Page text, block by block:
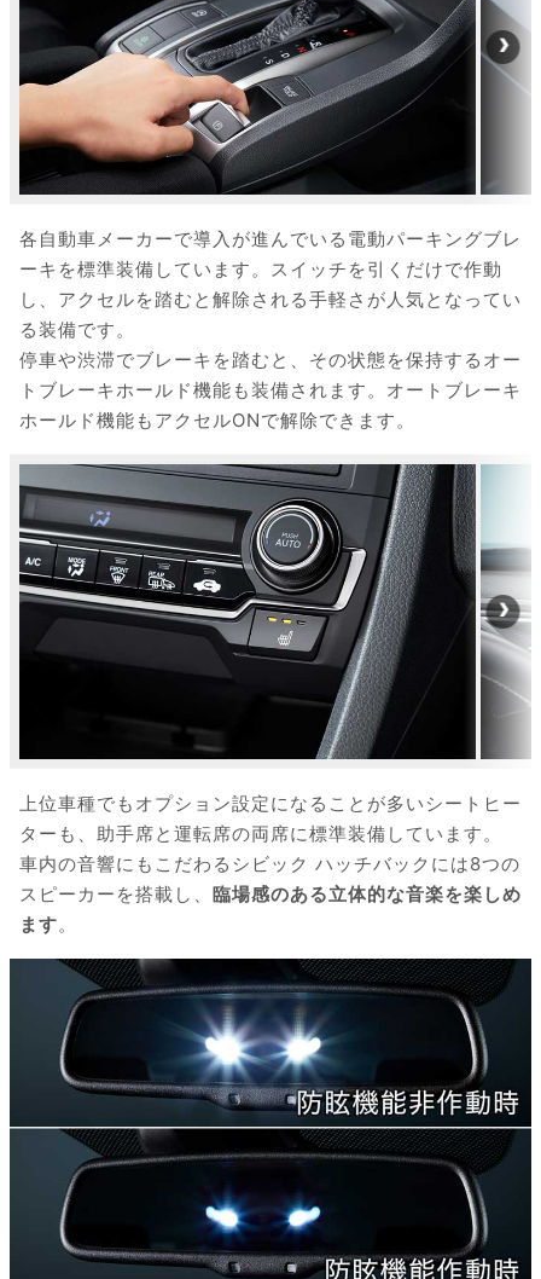
各自動車メーカーで導入が進んでいる電動パーキングブレ
ーキを標準装備しています。スイッチを引くだけで作動
し、アクセルを踏むと解除される手軽さが人気となってい
る装備です。
停車や渋滞でブレーキを踏むと、その状態を保持するオー
トブレーキホールド機能も装備されます。オートブレーキ
ホールド機能もアクセルONで解除できます。
上位車種でもオプション設定になることが多いシートヒー
ターも、助手席と運転席の両席に標準装備しています。
車内の音響にもこだわるシビック ハッチバックには8つの
スピーカーを搭載し、 臨場感のある立体的な音楽を楽しめ
ます。